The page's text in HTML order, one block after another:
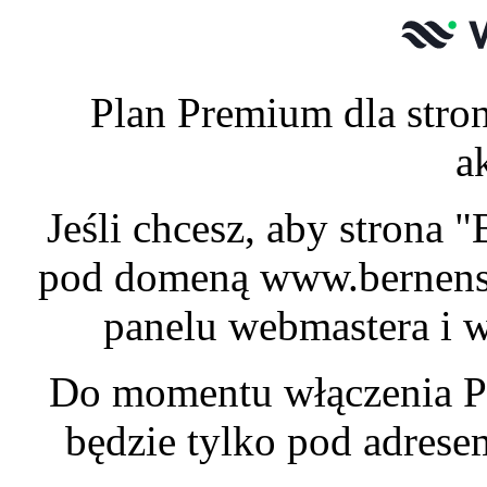
Plan Premium dla
Jeśli chcesz, aby strona
pod domeną
panelu webmastera i
Do momentu włączenia
będzie tylko pod